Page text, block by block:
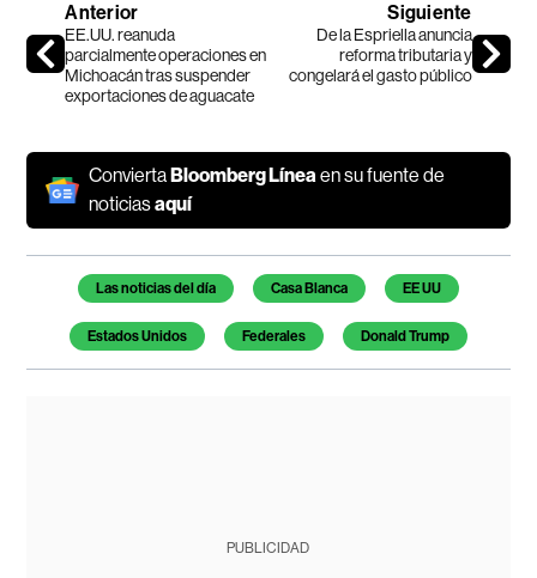
Anterior
EE.UU. reanuda
parcialmente operaciones en
Michoacán tras suspender
exportaciones de aguacate
Siguiente
De la Espriella anuncia
reforma tributaria y
congelará el gasto público
ConviertaBloomberg Líneaen su fuente de
noticiasaquí
Temas de este artículo
Las noticias del día Casa Blanca EE UU
Estados Unidos Federales Donald Trump
PUBLICIDAD